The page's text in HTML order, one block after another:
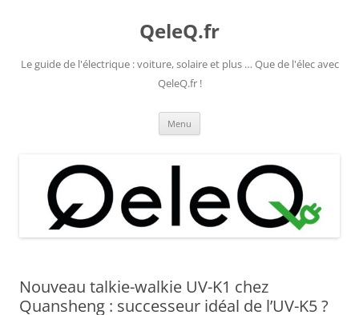
QeleQ.fr
Le guide de l'électrique : voiture, solaire et plus … Que de l'élec avec
QeleQ.fr !
Menu
Nouveau talkie-walkie UV-K1 chez
Quansheng : successeur idéal de l’UV-K5 ?